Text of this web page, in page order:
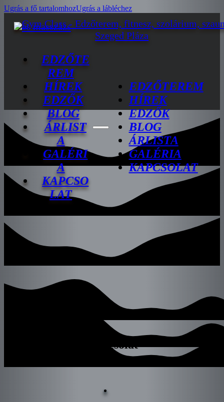
Ugrás a fő tartalomhozUgrás a lábléchez
EDZŐTE
REM
HÍREK
EDZŐK
BLOG
ÁRLIST
A
GALÉRI
A
KAPCSO
LAT
EDZŐTEREM
HÍREK
EDZŐK
BLOG
ÁRLISTA
GALÉRIA
KAPCSOLAT
Kapcsolat